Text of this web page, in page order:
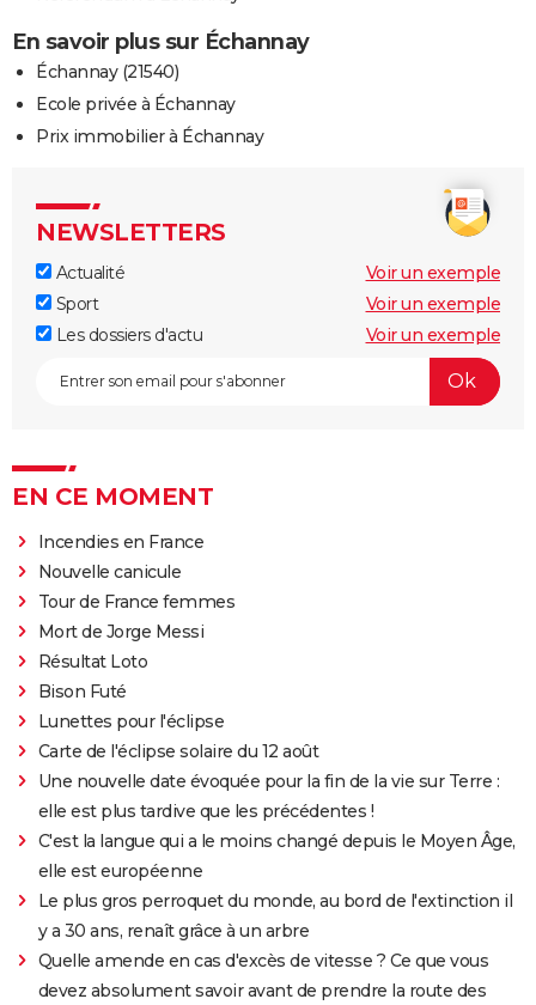
En savoir plus sur Échannay
Échannay (21540)
Ecole privée à Échannay
Prix immobilier à Échannay
NEWSLETTERS
Actualité
Voir un exemple
Sport
Voir un exemple
Les dossiers d'actu
Voir un exemple
EN CE MOMENT
Incendies en France
Nouvelle canicule
Tour de France femmes
Mort de Jorge Messi
Résultat Loto
Bison Futé
Lunettes pour l'éclipse
Carte de l'éclipse solaire du 12 août
Une nouvelle date évoquée pour la fin de la vie sur Terre :
elle est plus tardive que les précédentes !
C'est la langue qui a le moins changé depuis le Moyen Âge,
elle est européenne
Le plus gros perroquet du monde, au bord de l'extinction il
y a 30 ans, renaît grâce à un arbre
Quelle amende en cas d'excès de vitesse ? Ce que vous
devez absolument savoir avant de prendre la route des